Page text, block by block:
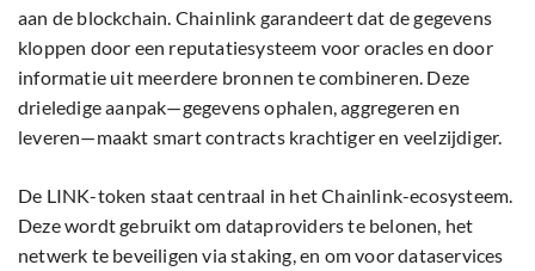
aan de blockchain. Chainlink garandeert dat de gegevens
kloppen door een reputatiesysteem voor oracles en door
informatie uit meerdere bronnen te combineren. Deze
drieledige aanpak—gegevens ophalen, aggregeren en
leveren—maakt smart contracts krachtiger en veelzijdiger.
De LINK-token staat centraal in het Chainlink-ecosysteem.
Deze wordt gebruikt om dataproviders te belonen, het
netwerk te beveiligen via staking, en om voor dataservices